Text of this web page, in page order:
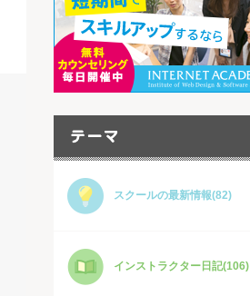
スクールの最新情報(82)
インストラクター日記(106)